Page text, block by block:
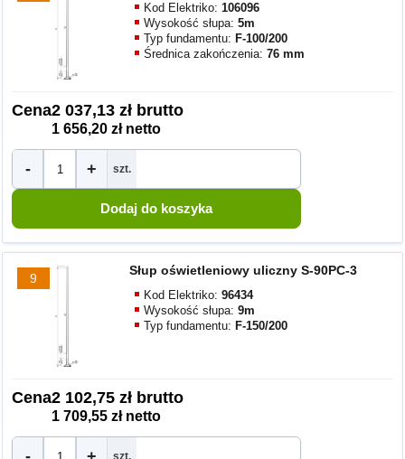
Kod Elektriko:106096
Wysokość słupa:5m
Typ fundamentu: F-100/200
Średnica zakończenia:76 mm
Cena2 037,13 zł brutto
1 656,20 zł netto
- + szt.
9
Słup oświetleniowy uliczny S-90PC-3
Kod Elektriko:96434
Wysokość słupa:9m
Typ fundamentu: F-150/200
Cena2 102,75 zł brutto
1 709,55 zł netto
szt.